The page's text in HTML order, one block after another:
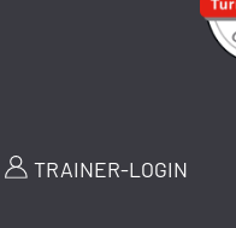
TRAINER-LOGIN